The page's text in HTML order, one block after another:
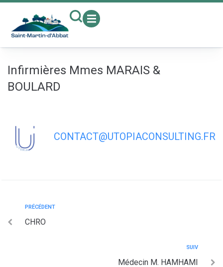
Infirmières Mmes MARAIS &
BOULARD
CONTACT@UTOPIACONSULTING.FR
PRÉCÉDENT
CHRO
SUIV
Médecin M. HAMHAMI